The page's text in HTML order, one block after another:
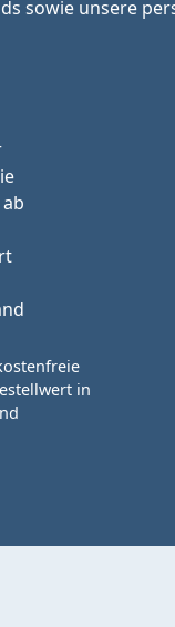
sowie unsere
in